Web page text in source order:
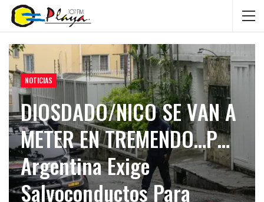
NOTICIAS
DIOSDADO/NICO SE VAN A
METER EN TREMENDO…P…
Argentina Exige
Salvoconductos Para